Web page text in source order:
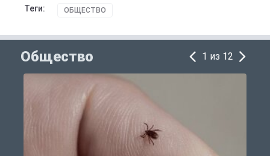
Теги: ОБЩЕСТВО
Общество 1 из 12